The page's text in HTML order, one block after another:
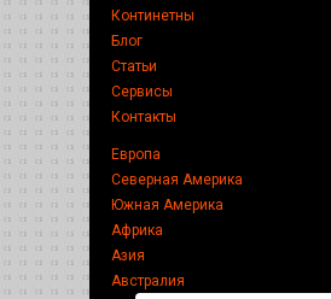
Континетны
Блог
Статьи
Сервисы
Контакты
Европа
Северная Америка
Южная Америка
Африка
Азия
Австралия